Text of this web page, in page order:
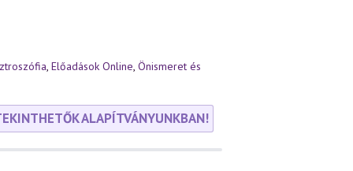
, Előadások Online, Önismeret és
ALAPÍTVÁNYUNKBAN!